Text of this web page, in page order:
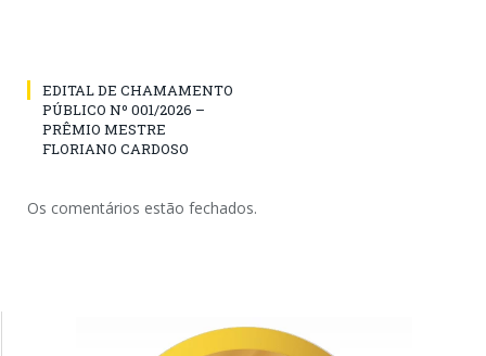
EDITAL DE CHAMAMENTO
PÚBLICO Nº 001/2026 –
PRÊMIO MESTRE
FLORIANO CARDOSO
Os comentários estão fechados.